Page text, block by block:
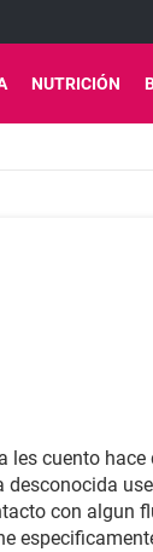
NUTRICIÓN
les cuento
desconocida
con algun